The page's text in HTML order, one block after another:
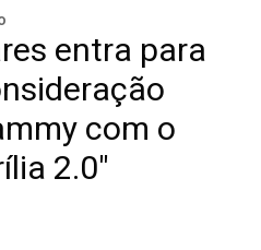
entra para
com o
2.0"